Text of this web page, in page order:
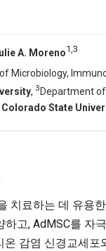
A. Moreno1,3
Microbiology,
, 3 Department
Colorado State
치료하는 데 유용
고, AdMSC를 자
감염 신경교세